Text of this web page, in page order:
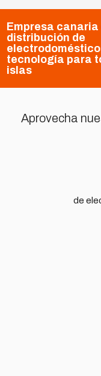
Empresa canaria
distribución de
tecnología para
islas
Aprovecha
de